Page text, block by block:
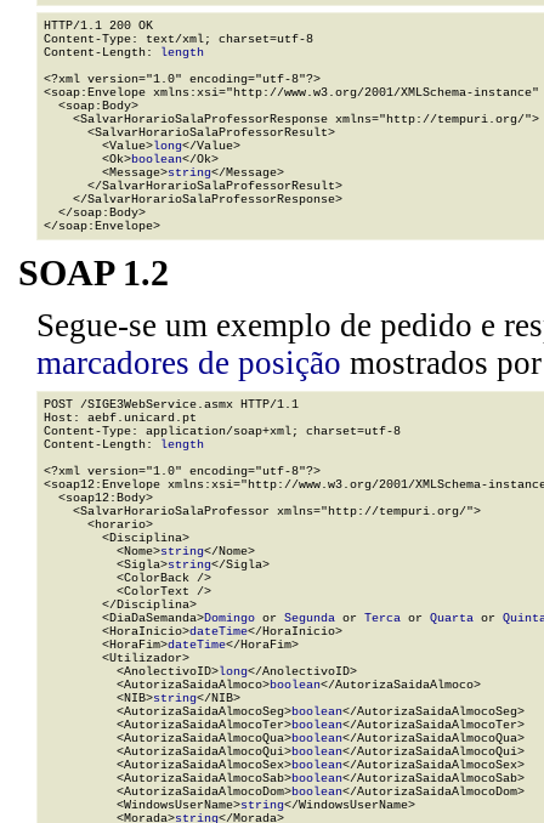
HTTP/1.1 200 OK
Content-Type: text/xml; charset=utf-8
Content-Length: length
<?xml version="1.0" encoding="utf-8"?>
<soap:Envelope xmlns:xsi="http://www.w3.org/2001/XMLSchema-
  <soap:Body>
    <SalvarHorarioSalaProfessorResponse xmlns="http://tempuri.org/">
      <SalvarHorarioSalaProfessorResult>
        <Value>
long</Value>
        <Ok>
boolean</Ok>
        <Message>
string</Message>
      </SalvarHorarioSalaProfessorResult>
    </SalvarHorarioSalaProfessorResponse>
  </soap:Body>
</soap:Envelope>
SOAP 1.2
Segue-se um exemplo de pedido e
marcadores de posição mostrados
POST /SIGE3WebService.asmx HTTP/1.1
Host: aebf.unicard.pt
Content-Type: application/soap+xml; charset=utf-8
Content-Length: length
<?xml version="1.0" encoding="utf-8"?>
<soap12:Envelope xmlns:xsi="http://www.w3.org/2001/XMLSchema-
  <soap12:Body>
    <SalvarHorarioSalaProfessor xmlns="http://tempuri.org/">
      <horario>
        <Disciplina>
          <Nome>
string</Nome>
          <Sigla>
string</Sigla>
          <ColorBack />
          <ColorText />
        </Disciplina>
        <DiaDaSemanda>
Domingo or Segunda or Terca or Quarta or
        <HoraInicio>
dateTime</HoraInicio>
        <HoraFim>
dateTime</HoraFim>
        <Utilizador>
          <AnolectivoID>
long</AnolectivoID>
          <AutorizaSaidaAlmoco>
boolean</AutorizaSaidaAlmoco>
          <NIB>
string</NIB>
          <AutorizaSaidaAlmocoSeg>
boolean</AutorizaSaidaAlmocoSeg>
          <AutorizaSaidaAlmocoTer>
boolean</AutorizaSaidaAlmocoTer>
          <AutorizaSaidaAlmocoQua>
boolean</AutorizaSaidaAlmocoQua>
          <AutorizaSaidaAlmocoQui>
boolean</AutorizaSaidaAlmocoQui>
          <AutorizaSaidaAlmocoSex>
boolean</AutorizaSaidaAlmocoSex>
          <AutorizaSaidaAlmocoSab>
boolean</AutorizaSaidaAlmocoSab>
          <AutorizaSaidaAlmocoDom>
boolean</AutorizaSaidaAlmocoDom>
          <WindowsUserName>
string</WindowsUserName>
          <Morada>
string</Morada>